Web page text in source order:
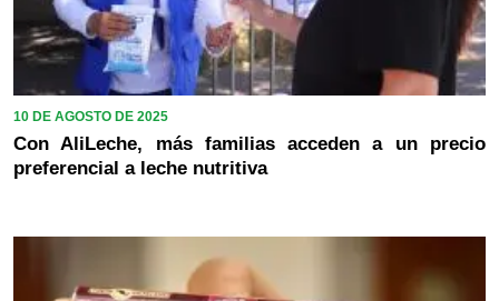
10 DE AGOSTO DE 2025
Con AliLeche, más familias acceden a un precio
preferencial a leche nutritiva